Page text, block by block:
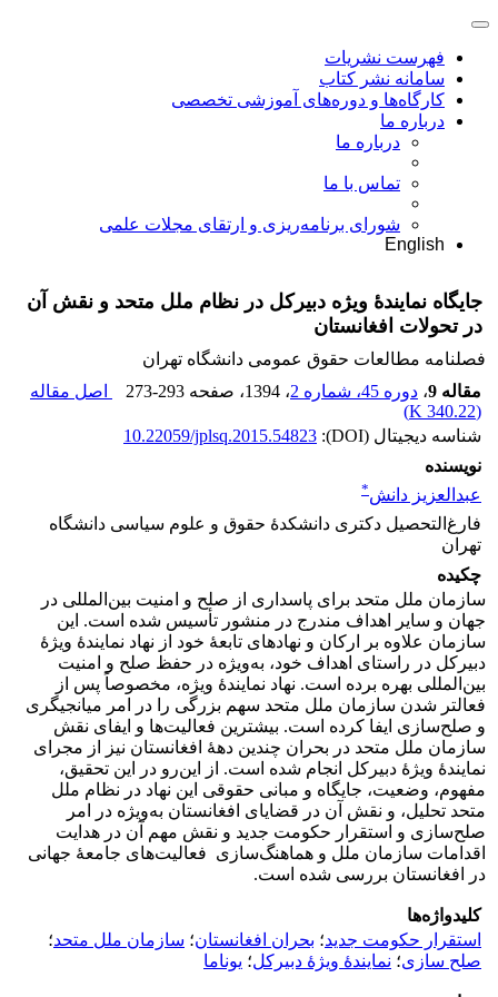
فهرست نشریات
سامانه نشر کتاب
کارگاه‌ها و دوره‌های آموزشی تخصصی
درباره ما
درباره ما
تماس با ما
شورای برنامه‌ریزی و ارتقای مجلات علمی
English
جایگاه نمایندۀ ویژه دبیرکل در نظام ملل متحد و نقش آن
در تحولات افغانستان
فصلنامه مطالعات حقوق عمومی دانشگاه تهران
مقاله 9
، دوره 45، شماره 2 ، 1394 ، صفحه 273-293
اصل مقاله
(
340.22 K
)
شناسه دیجیتال (DOI):
10.22059/jplsq.2015.54823
نویسنده
عبدالعزیز دانش*
فارغ‌التحصیل دکتری دانشکدۀ حقوق و علوم سیاسی دانشگاه
تهران
چکیده
سازمان ملل متحد برای پاسداری از صلح و امنیت بین‌المللی در
جهان و سایر اهداف مندرج در منشور تأسیس شده است. این
سازمان علاوه بر ارکان و نهادهای تابعۀ خود از نهاد نمایندۀ ویژۀ
دبیرکل در راستای اهداف خود، به‌ویژه در حفظ صلح و امنیت
بین‌المللی بهره برده است. نهاد نمایندۀ ویژه، مخصوصاً پس از
فعالتر شدن سازمان ملل متحد سهم بزرگی را در امر میانجیگری
و صلح‌سازی ایفا کرده است. بیشترین فعالیت‌ها و ایفای نقش
سازمان ملل متحد در بحران چندین دهۀ افغانستان نیز از مجرای
نمایندۀ ویژۀ دبیرکل انجام شده است. از این‌رو در این تحقیق،
مفهوم، وضعیت، جایگاه و مبانی حقوقی این نهاد در نظام ملل
متحد تحلیل، و نقش آن در قضایای افغانستان به‌ویژه در امر
صلح‌سازی و استقرار حکومت جدید و نقش مهم آن در هدایت
اقدامات سازمان ملل و هماهنگ‌سازی فعالیت‌های جامعۀ جهانی
در افغانستان بررسی شده است.
کلیدواژه‌ها
استقرار حکومت جدید؛ بحران افغانستان؛ سازمان ملل متحد؛
صلح سازی؛ نمایندۀ ویژۀ دبیرکل؛ یوناما